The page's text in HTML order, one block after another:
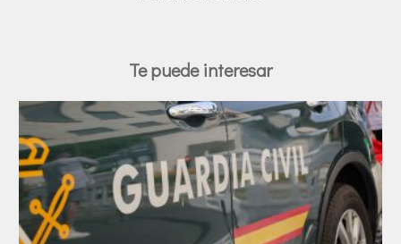
Te puede interesar